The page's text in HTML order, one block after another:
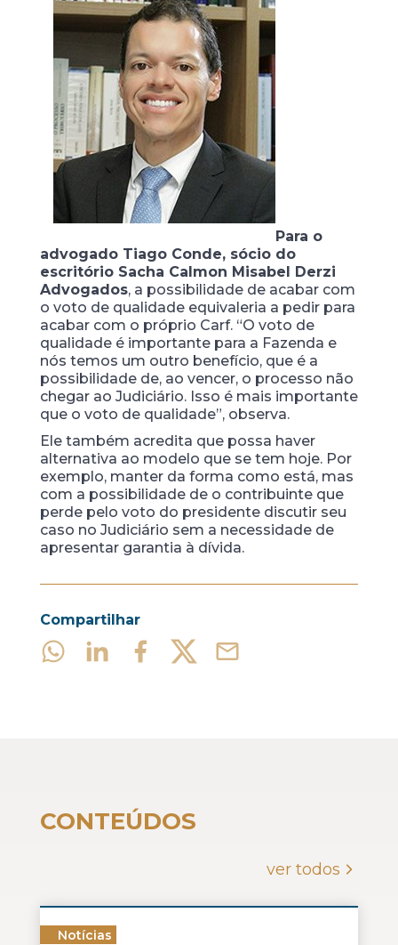
Para o
advogado Tiago Conde, sócio do
escritório Sacha Calmon Misabel Derzi
Advogados, a possibilidade de acabar com
o voto de qualidade equivaleria a pedir para
acabar com o próprio Carf. “O voto de
qualidade é importante para a Fazenda e
nós temos um outro benefício, que é a
possibilidade de, ao vencer, o processo não
chegar ao Judiciário. Isso é mais importante
que o voto de qualidade”, observa.
Ele também acredita que possa haver
alternativa ao modelo que se tem hoje. Por
exemplo, manter da forma como está, mas
com a possibilidade de o contribuinte que
perde pelo voto do presidente discutir seu
caso no Judiciário sem a necessidade de
apresentar garantia à dívida.
Compartilhar
CONTEÚDOS
ver todos
Notícias